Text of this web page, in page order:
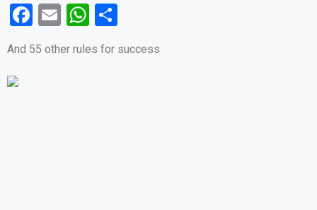
F
a
ce
E
ail
W
at ta
And 55 other rules for success